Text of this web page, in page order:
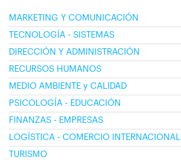
MARKETING Y COMUNICACIÓN
TECNOLOGÍA - SISTEMAS
DIRECCIÓN Y ADMINISTRACIÓN
RECURSOS HUMANOS
MEDIO AMBIENTE y CALIDAD
PSICOLOGÍA - EDUCACIÓN
FINANZAS - EMPRESAS
LOGÍSTICA - COMERCIO INTERNACIONAL
TURISMO